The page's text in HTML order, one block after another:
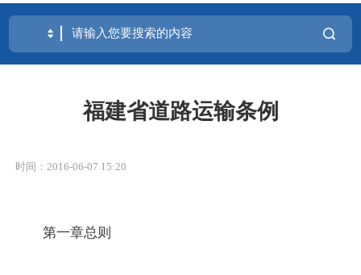
福建省道路运输条例
时间：2016-06-07 15:20
第一章总则